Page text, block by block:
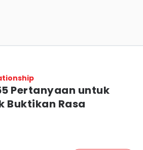
Pertanyaan untuk
Buktikan Rasa